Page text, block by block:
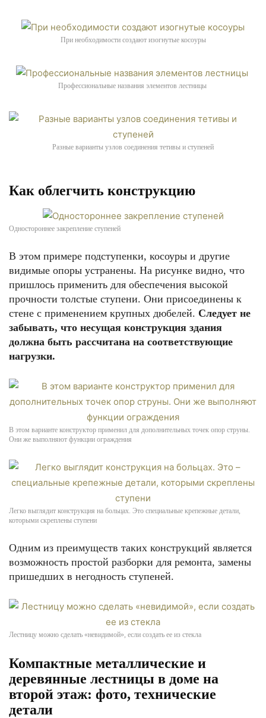
При необходимости создают изогнутые косоуры
Профессиональные названия элементов лестницы
Разные варианты узлов соединения тетивы и ступеней
Как облегчить конструкцию
Одностороннее закрепление ступеней
В этом примере подступенки, косоуры и другие
видимые опоры устранены. На рисунке видно, что
пришлось применить для обеспечения высокой
прочности толстые ступени. Они присоединены к
стене с применением крупных дюбелей. Следует не
забывать, что несущая конструкция здания
должна быть рассчитана на соответствующие
нагрузки.
В этом варианте конструктор применил для дополнительных точек опор струны.
Они же выполняют функции ограждения
Легко выглядит конструкция на больцах. Это специальные крепежные детали,
которыми скреплены ступени
Одним из преимуществ таких конструкций является
возможность простой разборки для ремонта, замены
пришедших в негодность ступеней.
Лестницу можно сделать «невидимой», если создать ее из стекла
Компактные металлические и
деревянные лестницы в доме на
второй этаж: фото, технические
детали